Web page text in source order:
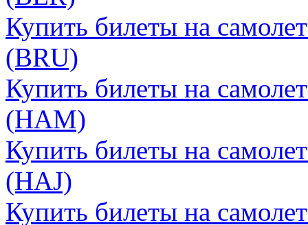
Купить билеты на
(BRU)
Купить билеты на
(HAM)
Купить билеты на
(HAJ)
Купить билеты на